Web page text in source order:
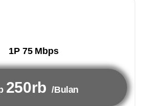
1P 75 Mbps
250rb /Bulan